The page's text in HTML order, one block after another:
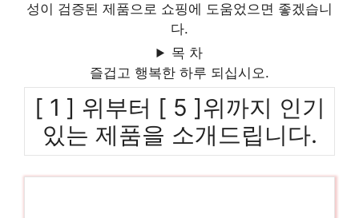
성이 검증된 제품으로 쇼핑에 도움었으면 좋겠습니
다.
목 차
즐겁고 행복한 하루 되십시오.
[ 1 ] 위부터 [ 5 ]위까지 인기
있는 제품을 소개드립니다.